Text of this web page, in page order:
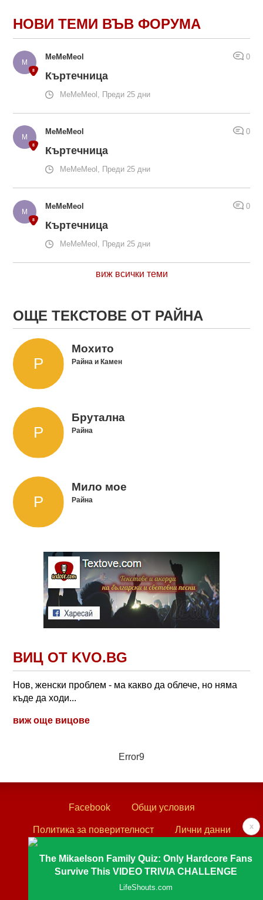
НОВИ ТЕМИ ВЪВ ФОРУМА
MeMeMeol 0
Къртечница
MeMeMeol, Преди 25 дни
MeMeMeol 0
Къртечница
MeMeMeol, Преди 25 дни
MeMeMeol 0
Къртечница
MeMeMeol, Преди 25 дни
виж всички теми
ОЩЕ ТЕКСТОВЕ ОТ РАЙНА
Мохито
Райна и Камен
Брутална
Райна
Мило мое
Райна
ВИЦ ОТ KVO.BG
Нов, женски проблем - ма какво да облече, но няма
къде да ходи...
виж още вицове
Error9
x
The Mikaelson Family Quiz: Only Hardcore Fans
Survive This VIDEO TRIVIA CHALLENGE
LifeShouts.com
Facebook Общи условия
Политика за поверителност Лични данни
Textove.com © 2003 - 2026